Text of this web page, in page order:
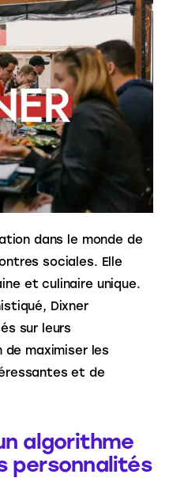
dans le monde de
sociales. Elle
et culinaire unique.
Dixner
sur leurs
maximiser les
et de
algorithme
personnalités